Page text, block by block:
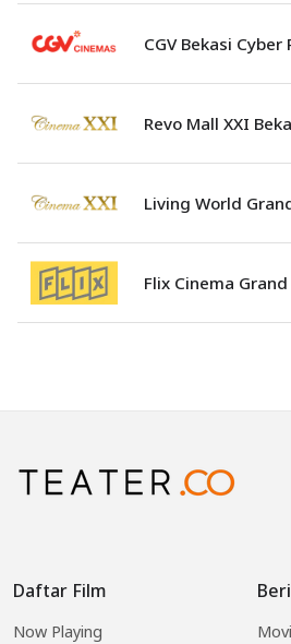
CGV Bekasi Cyber
Revo Mall XXI
Living World
Flix Cinema
Daftar Film
Now Playing